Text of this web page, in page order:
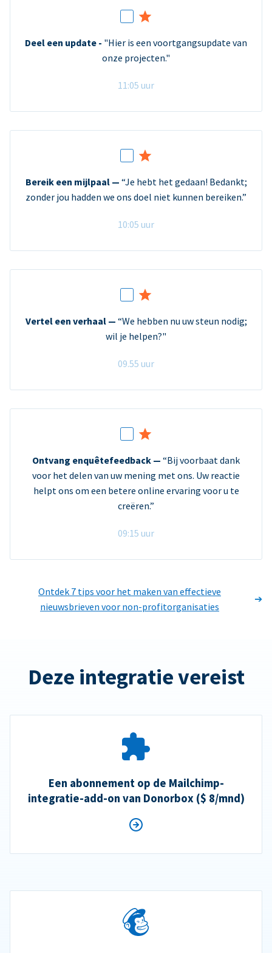
Deel een update - "Hier is een voortgangsupdate van
onze projecten."
11:05 uur
Bereik een mijlpaal — “Je hebt het gedaan! Bedankt;
zonder jou hadden we ons doel niet kunnen bereiken.”
10:05 uur
Vertel een verhaal — “We hebben nu uw steun nodig;
wil je helpen?"
09.55 uur
Ontvang enquêtefeedback — “Bij voorbaat dank
voor het delen van uw mening met ons. Uw reactie
helpt ons om een betere online ervaring voor u te
creëren.”
09:15 uur
Ontdek 7 tips voor het maken van effectieve
nieuwsbrieven voor non-profitorganisaties
Deze integratie vereist
Een abonnement op de Mailchimp-
integratie-add-on van Donorbox ($ 8/mnd)